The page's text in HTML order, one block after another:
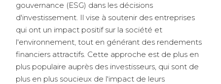
gouvernance (ESG) dans les décisions
d'investissement. Il vise à soutenir des entreprises
qui ont un impact positif sur la société et
l'environnement, tout en générant des rendements
financiers attractifs. Cette approche est de plus en
plus populaire auprès des investisseurs, qui sont de
plus en plus soucieux de l'impact de leurs